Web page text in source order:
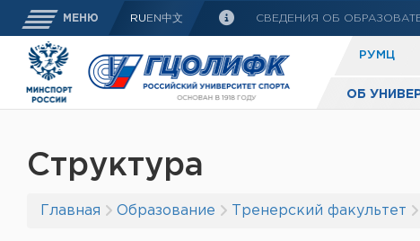
МЕНЮ RU EN中文 СВЕДЕНИЯ ОБ
РУМЦ
ОБ
Структура
Главная Образование Тренерский факультет